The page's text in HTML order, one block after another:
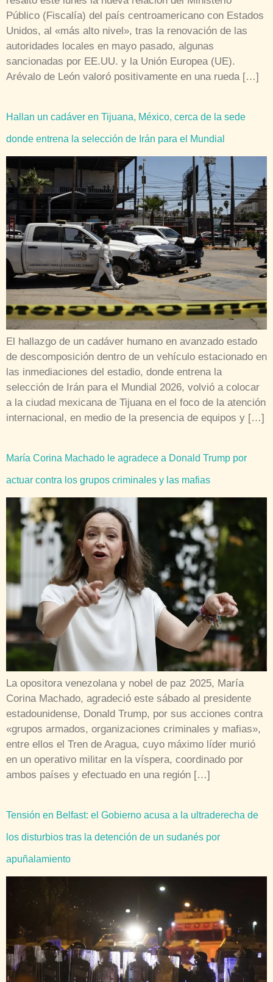
Público (Fiscalía) del país centroamericano con Estados
Unidos, al «más alto nivel», tras la renovación de las
autoridades locales en mayo pasado, algunas
sancionadas por EE.UU. y la Unión Europea (UE).
Arévalo de León valoró positivamente en una rueda […]
Hallan un cadáver en Tijuana, México, cerca de la sede
donde entrena la selección de Irán para el Mundial
El hallazgo de un cadáver humano en avanzado estado
de descomposición dentro de un vehículo estacionado en
las inmediaciones del estadio, donde entrena la
selección de Irán para el Mundial 2026, volvió a colocar
a la ciudad mexicana de Tijuana en el foco de la atención
internacional, en medio de la presencia de equipos y […]
María Corina Machado le agradece a Donald Trump por
actuar contra los grupos criminales y las mafias
La opositora venezolana y nobel de paz 2025, María
Corina Machado, agradeció este sábado al presidente
estadounidense, Donald Trump, por sus acciones contra
«grupos armados, organizaciones criminales y mafias»,
entre ellos el Tren de Aragua, cuyo máximo líder murió
en un operativo militar en la víspera, coordinado por
ambos países y efectuado en una región […]
Tensión en Belfast: el Gobierno acusa a la ultraderecha de
los disturbios tras la detención de un sudanés por
apuñalamiento